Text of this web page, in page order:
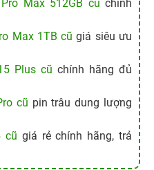
Max 512GB cũ chính
Max 1TB cũ giá siêu ưu
Plus cũ chính hãng đủ
cũ pin trâu dung lượng
cũ giá rẻ chính hãng, trả